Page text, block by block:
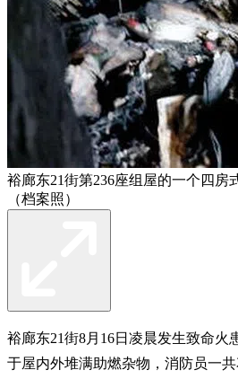
裕廊东21街第236座组屋的一个四房
（档案照）
裕廊东21街8月16日凌晨发生致命火
于屋内外堆满助燃杂物，消防员一